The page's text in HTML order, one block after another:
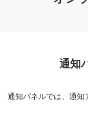
通知
通知パネルでは、通知